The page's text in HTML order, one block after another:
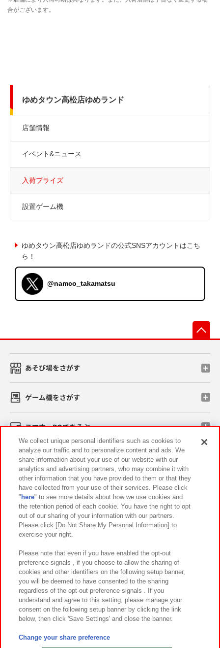
ゆめタウン高松店ゆめランド
店舗情報
イベント&ニュース
入荷プライズ
設置ゲーム機
ゆめタウン高松店ゆめランドの公式SNSアカウントはこち
ら！
@namco_takamatsu
あそび場をさがす
ゲーム機をさがす
スマホ・PCであそぶ
イベント・キャンペーン
関連会社 サステナビリティ サイトポリシー
プライバシーポリシー ウェブアクセシビリティ方針と検証結果
お取引先さまとともに
カスタマーハラスメント対応方針 よくあるご質問・お問い合わせ
©Bandai Namco Amusement Inc.
©Bandai Namco Amusement Lab Inc.
We collect unique personal identifiers such as cookies to
analyze our traffic and to personalize content and ads. We
share information about your use of our website with our
analytics and advertising partners, who may combine it with
other information that you have provided to them or that they
have collected from your use of their services. Please click
" here" to see more details about how we use cookies and
the retention period of each cookie. You have the right to opt
out of our sharing of your information with our partners.
Please click [Do Not Share My Personal Information] to
exercise your right.
Please note that even if you have enabled the opt-out
preference signals , if you choose to allow the sharing of
cookies and other identifiers on the following setup banner,
you will be deemed to have consented to the sharing
regardless of the opt-out preference signals . If you
understand and agree to this setting, please manage your
consent on the following setup banner by clicking the link
below, then click 'Save Settings' and close the banner.
Change your share preference